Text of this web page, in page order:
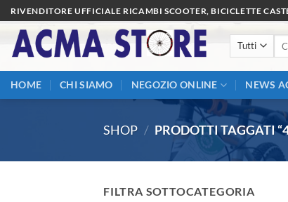
Salta
ai
contenuti
RIVENDITORE UFFICIALE RICAMBI SCOOTER, BICICLETTE
HOME CHI SIAMO NEGOZIO ONLINE NEWS
SHOP / PRODOTTI TAGGATI
FILTRA SOTTOCATEGORIA